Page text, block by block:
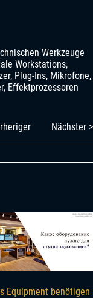
Werkzeuge
Workstations,
Plug-Ins, Mikrofone,
Effektprozessoren
Nächster >
Equipment benötigen